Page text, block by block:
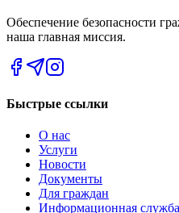
Обеспечение безопасности
наша главная миссия.
Быстрые ссылки
О нас
Услуги
Новости
Документы
Для граждан
Информационная служба